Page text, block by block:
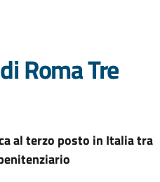
Roma Tre
al terzo posto in Italia tra